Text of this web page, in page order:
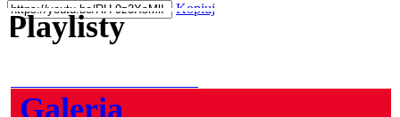
Kopiuj
Playlisty
Galeria